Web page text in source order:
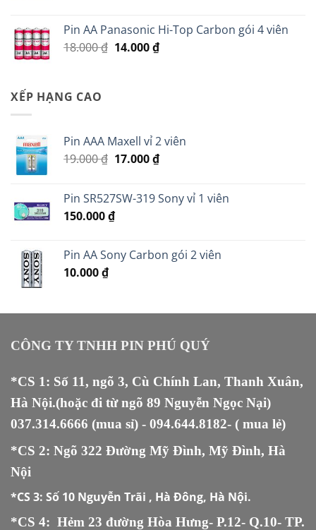
Pin AA Panasonic Hi-Top Carbon gói 4 viên
18.000₫ Giá
14.000₫Giá
XẾP HẠNG CAO
Pin AAA Maxell vỉ 2 viên
19.000₫ Giá
19.000 ₫.
17.000₫Giá
là:
Pin SR527SW-319 Sony vỉ 1 viên
150.000₫
Pin AA Sony Carbon gói 2 viên
10.000₫
CÔNG TY TNHH PIN PHÚ QUÝ
*CS 1: Số 11, ngõ 3, Cù Chính Lan, Thanh Xuân,
Hà Nội.(hoặc đi từ ngõ 89 Nguyễn Ngọc Nại)
037.314.6666 (mua sỉ) - 094.644.8182- ( mua lẻ)
*CS 2: Ngõ 322 Đường Mỹ Đình, Mỹ Đình, Hà
Nội
*CS 3: Số 10 Nguyễn Trãi , Hà Đông, Hà Nội.
*CS 4: Hẻm 23 đường Hòa Hưng- P.12- Q.10- TP.